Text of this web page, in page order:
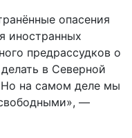
опасения
иностранных
предрассудков о
в Северной
Но на самом деле мы
—